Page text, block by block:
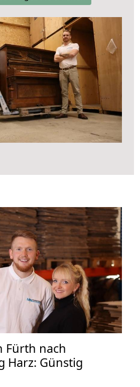
Fürth nach
Harz: Günstig